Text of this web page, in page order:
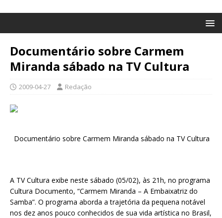
Documentário sobre Carmem
Miranda sábado na TV Cultura
2009-04-27 Redação
Documentário sobre Carmem Miranda sábado na TV Cultura
A TV Cultura exibe neste sábado (05/02), às 21h, no programa
Cultura Documento, “Carmem Miranda – A Embaixatriz do
Samba”. O programa aborda a trajetória da pequena notável
nos dez anos pouco conhecidos de sua vida artística no Brasil,